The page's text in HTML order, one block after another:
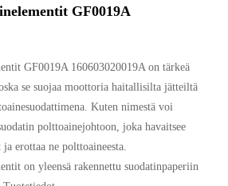
GF0019A
GF0019A 160603020019A on tärkeä
se suojaa moottoria haitallisilta jätteiltä
Kuten nimestä voi
polttoainejohtoon, joka havaitsee
erottaa ne polttoaineesta.
on yleensä rakennettu suodatinpaperiin